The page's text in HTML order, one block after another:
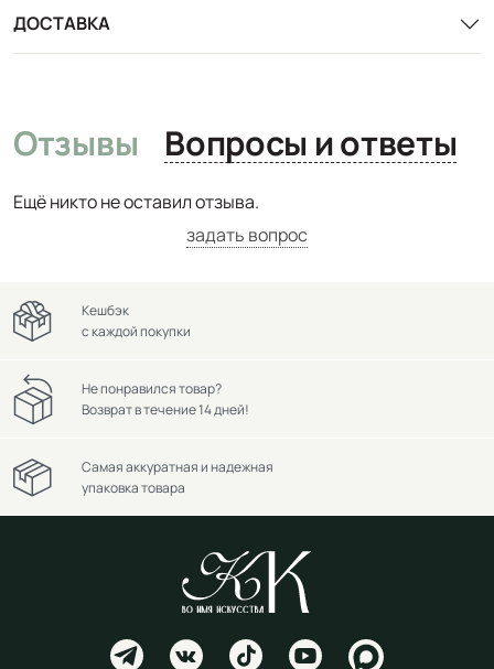
ДОСТАВКА
Отзывы Вопросы и ответы
Ещё никто не оставил отзыва.
задать вопрос
Кешбэк
с каждой покупки
Не понравился товар?
Возврат в течение 14 дней!
Самая аккуратная и надежная
упаковка товара